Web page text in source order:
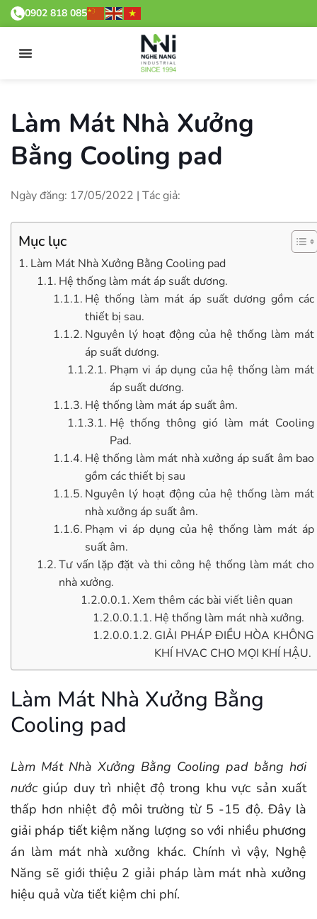
0902 818 085
Làm Mát Nhà Xưởng
Bằng Cooling pad
Ngày đăng: 17/05/2022 | Tác giả:
Mục lục
Làm Mát Nhà Xưởng Bằng Cooling pad
Hệ thống làm mát áp suất dương.
Hệ thống làm mát áp suất dương gồm các
thiết bị sau.
Nguyên lý hoạt động của hệ thống làm mát
áp suất dương.
Phạm vi áp dụng của hệ thống làm mát
áp suất dương.
Hệ thống làm mát áp suất âm.
Hệ thống thông gió làm mát Cooling
Pad.
Hệ thống làm mát nhà xưởng áp suất âm bao
gồm các thiết bị sau
Nguyên lý hoạt động của hệ thống làm mát
nhà xưởng áp suất âm.
Phạm vi áp dụng của hệ thống làm mát áp
suất âm.
Tư vấn lặp đặt và thi công hệ thống làm mát cho
nhà xưởng.
Xem thêm các bài viết liên quan
Hệ thống làm mát nhà xưởng.
GIẢI PHÁP ĐIỀU HÒA KHÔNG
KHÍ HVAC CHO MỌI KHÍ HẬU.
Làm Mát Nhà Xưởng Bằng
Cooling pad
Làm Mát Nhà Xưởng Bằng Cooling pad bằng hơi
nướcgiúp duy trì nhiệt độ trong khu vực sản xuất
thấp hơn nhiệt độ môi trường từ 5 -15 độ. Đây là
giải pháp tiết kiệm năng lượng so với nhiều phương
án làm mát nhà xưởng khác. Chính vì vậy, Nghệ
Năng sẽ giới thiệu 2 giải pháp làm mát nhà xưởng
hiệu quả vừa tiết kiệm chi phí.